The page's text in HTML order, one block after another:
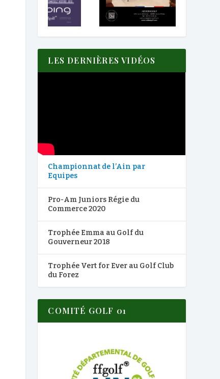
LES DERNIÈRES VIDÉOS
Championnat de l’Ain par
Equipes
Pro-Am Juniors Régie du
Commerce 2020
Trophée Emma au Golf du
Gouverneur 2018
Trophée Vert for Ever au Golf Club
du Forez
COMITÉ GOLF 01